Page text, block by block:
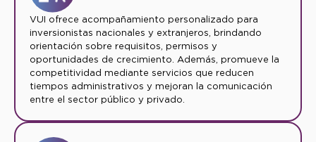
VUI ofrece acompañamiento personalizado para
inversionistas nacionales y extranjeros, brindando
orientación sobre requisitos, permisos y
oportunidades de crecimiento. Además, promueve la
competitividad mediante servicios que reducen
tiempos administrativos y mejoran la comunicación
entre el sector público y privado.